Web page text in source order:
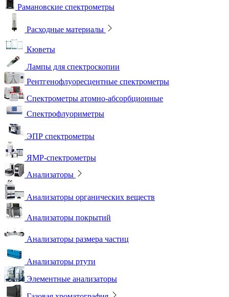
Рамановские спектрометры
Расходные материалы
Кюветы
Лампы для спектроскопии
Рентгенофлуоресцентные спектрометры
Спектрометры атомно-абсорбционные
Спектрофлуориметры
ЭПР спектрометры
ЯМР-спектрометры
Анализаторы
Анализаторы органических веществ
Анализаторы покрытий
Анализаторы размера частиц
Анализаторы ртути
Элементные анализаторы